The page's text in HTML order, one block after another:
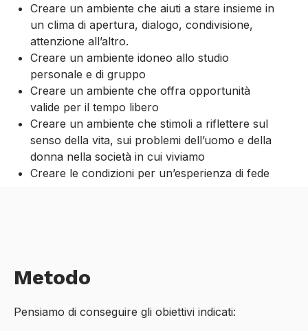
Creare un ambiente che aiuti a stare insieme in
un clima di apertura, dialogo, condivisione,
attenzione all’altro.
Creare un ambiente idoneo allo studio
personale e di gruppo
Creare un ambiente che offra opportunità
valide per il tempo libero
Creare un ambiente che stimoli a riflettere sul
senso della vita, sui problemi dell’uomo e della
donna nella società in cui viviamo
Creare le condizioni per un’esperienza di fede
Metodo
Pensiamo di conseguire gli obiettivi indicati: